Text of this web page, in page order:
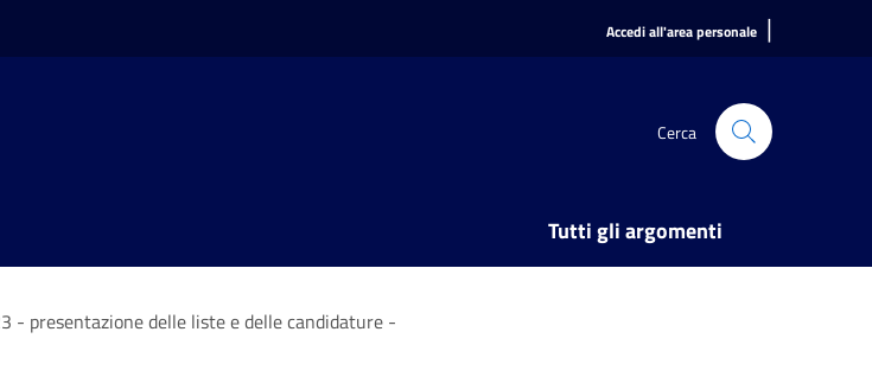
Accedi all'area personale |
Cerca
Tutti gli argomenti
- presentazione delle liste e delle candidature -